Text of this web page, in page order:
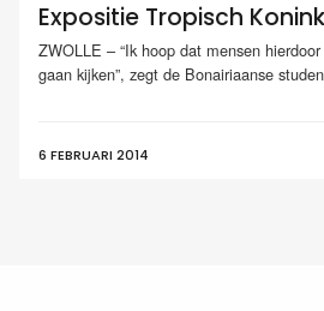
Expositie Tropisch
ZWOLLE – “Ik hoop dat mensen
gaan kijken”, zegt de Bonairiaanse
6 FEBRUARI 2014